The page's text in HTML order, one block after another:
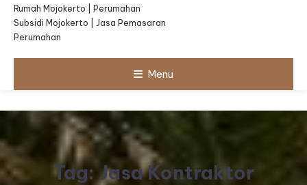
Rumah Mojokerto | Perumahan
Subsidi Mojokerto | Jasa Pemasaran
Perumahan
Menu
Tag:Jasa Kontraktor